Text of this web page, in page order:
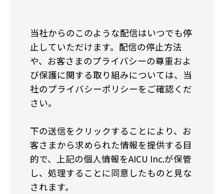
当社からのこのような配信はいつでも停
止していただけます。配信の停止方法
や、お客さまのプライバシーの尊重およ
び保護に関する取り組みについては、当
社のプライバシーポリシーをご確認くだ
さい。
下の送信をクリックすることにより、お
客さまから求められた情報を提供する目
的で、上記の個人情報をAICU Inc.が保管
し、処理することに同意したものと見な
されます。